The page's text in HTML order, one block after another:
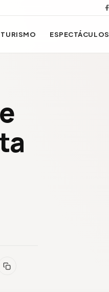
TURISMO ESPECTÁCULOS